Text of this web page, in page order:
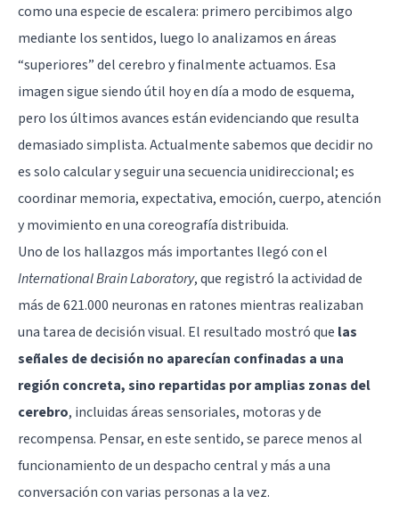
como una especie de escalera: primero percibimos algo
mediante los sentidos, luego lo analizamos en áreas
“superiores” delcerebroy finalmente actuamos. Esa
imagen sigue siendo útil hoy en día a modo de esquema,
pero los últimos avances están evidenciando que resulta
demasiado simplista. Actualmente sabemos que decidir no
es solo calcular y seguir una secuencia unidireccional; es
coordinar memoria, expectativa, emoción, cuerpo, atención
y movimiento en una coreografía distribuida.
Uno de los hallazgos más importantes llegó con el
International Brain Laboratory, que registró la actividad de
más de 621.000 neuronas en ratones mientras realizaban
una tarea de decisión visual. El resultado mostró que las
señales de decisión no aparecían confinadas a una
región concreta, sino repartidas por amplias zonas del
cerebro, incluidas áreas sensoriales, motoras y de
recompensa. Pensar, en este sentido, se parece menos al
funcionamiento de un despacho central y más a una
conversación con varias personas a la vez.